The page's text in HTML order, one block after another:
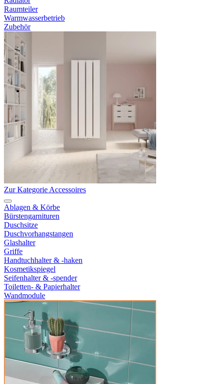
Raumteiler
Warmwasserbetrieb
Zubehör
Zur Kategorie Accessoires
Ablagen & Körbe
Bürstengarnituren
Duschsitze
Duschvorhangstangen
Glashalter
Griffe
Handtuchhalter & -haken
Kosmetikspiegel
Seifenhalter & -spender
Toiletten- & Papierhalter
Wandmodule